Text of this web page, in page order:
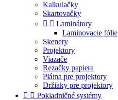
Kalkulačky
Skartovačky
  Laminátory
Laminovacie fólie
Skenery
Projektory
Viazače
Rezačky papiera
Plátna pre projektory
Držiaky pre projektory
  Pokladničné systémy